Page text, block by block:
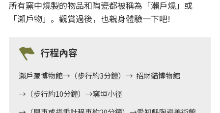
所有窯中燒製的物品和陶瓷都被稱為「瀨戶燒」或
「瀨戶物」。觀賞過後，也親身體驗一下吧!
行程內容
瀨戶藏博物館→（步行約3分鐘）→ 招財貓博物館
→（步行約10分鐘）→窯垣小徑